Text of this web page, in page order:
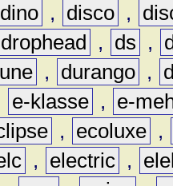
dino , disco ,
drophead , ds ,
, durango ,
e-klasse ,
e-
, ecoluxe ,
, electric ,